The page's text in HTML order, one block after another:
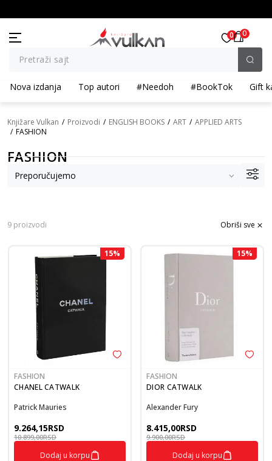
Pretraži sajt
0 0
Nova izdanja Top autori #Needoh #BookTok Gift
Knjižare Vulkan Proizvodi ENGLISH BOOKS ART
APPLIED ARTS
FASHION
FASHION
9 proizvodi Obriši sve
15%
FASHION
CHANEL CATWALK
Patrick Mauries
9.264,15RSD
10.899,00RSD
Dodaj u korpu
15%
FASHION
DIOR CATWALK
Alexander Fury
8.415,00RSD
9.900,00RSD
Dodaj u korpu